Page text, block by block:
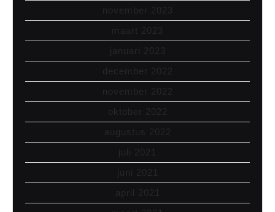
november 2023
maart 2023
januari 2023
december 2022
november 2022
oktober 2022
augustus 2022
juli 2021
juni 2021
april 2021